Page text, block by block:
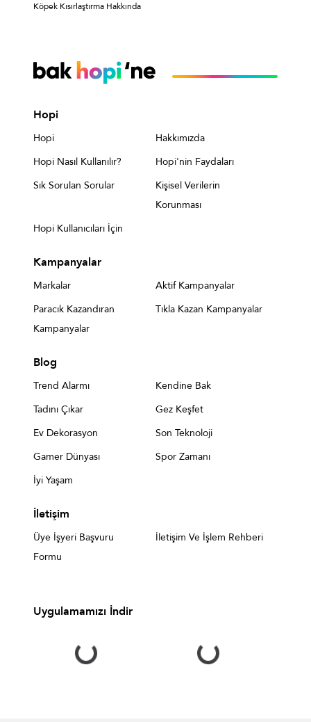
Köpek Kısırlaştırma Hakkında
Hopi
Hopi
Hakkımızda
Hopi Nasıl Kullanılır?
Hopi'nin Faydaları
Sık Sorulan Sorular
Kişisel Verilerin
Korunması
Hopi Kullanıcıları İçin
Kampanyalar
Markalar
Aktif Kampanyalar
Paracık Kazandıran
Kampanyalar
Tıkla Kazan Kampanyalar
Blog
Trend Alarmı
Kendine Bak
Tadını Çıkar
Gez Keşfet
Ev Dekorasyon
Son Teknoloji
Gamer Dünyası
Spor Zamanı
İyi Yaşam
İletişim
Üye İşyeri Başvuru
Formu
İletişim Ve İşlem Rehberi
Uygulamamızı İndir